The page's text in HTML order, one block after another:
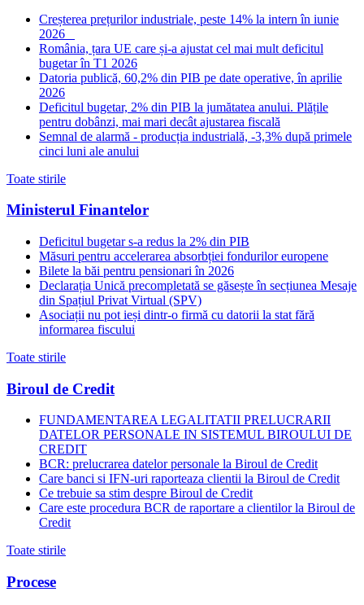
Creșterea prețurilor industriale, peste 14% la intern în iunie
2026
România, țara UE care și-a ajustat cel mai mult deficitul
bugetar în T1 2026
Datoria publică, 60,2% din PIB pe date operative, în aprilie
2026
Deficitul bugetar, 2% din PIB la jumătatea anului. Plățile
pentru dobânzi, mai mari decât ajustarea fiscală
Semnal de alarmă - producția industrială, -3,3% după primele
cinci luni ale anului
Toate stirile
Ministerul Finantelor
Deficitul bugetar s-a redus la 2% din PIB
Măsuri pentru accelerarea absorbției fondurilor europene
Bilete la băi pentru pensionari în 2026
Declarația Unică precompletată se găsește în secțiunea Mesaje
din Spațiul Privat Virtual (SPV)
Asociații nu pot ieși dintr-o firmă cu datorii la stat fără
informarea fiscului
Toate stirile
Biroul de Credit
FUNDAMENTAREA LEGALITATII PRELUCRARII
DATELOR PERSONALE IN SISTEMUL BIROULUI DE
CREDIT
BCR: prelucrarea datelor personale la Biroul de Credit
Care banci si IFN-uri raporteaza clientii la Biroul de Credit
Ce trebuie sa stim despre Biroul de Credit
Care este procedura BCR de raportare a clientilor la Biroul de
Credit
Toate stirile
Procese